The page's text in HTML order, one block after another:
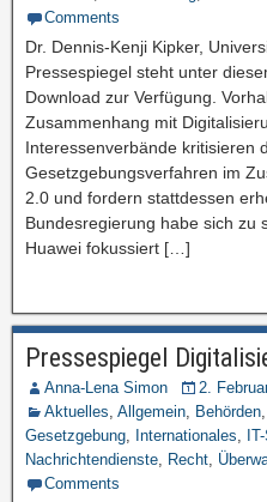
Comments
Dr. Dennis-Kenji Kipker,
Pressespiegel steht unter
Download zur Verfügung.
Zusammenhang mit
Interessenverbände kritisieren
Gesetzgebungsverfahren im
2.0 und fordern stattdessen
Bundesregierung habe sich zu
Huawei fokussiert […]
Pressespiegel
Anna-Lena Simon
2.
Aktuelles, Allgemein, Behörden,
Gesetzgebung, Internationales,
Nachrichtendienste, Recht,
Comments